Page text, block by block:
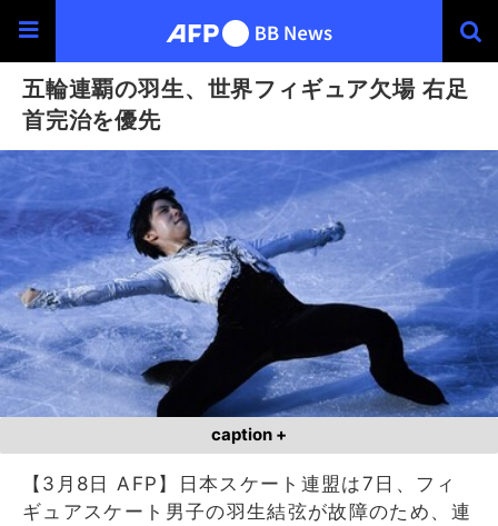
五輪連覇の羽生、世界フィギュア欠場 右足
首完治を優先
caption +
【3月8日 AFP】日本スケート連盟は7日、フィ
ギュアスケート男子の羽生結弦が故障のため、連